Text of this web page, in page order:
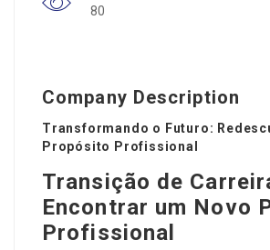
80
Company Description
Transformando o Futuro:
Propósito Profissional
Transição de
Encontrar um Novo
Profissional